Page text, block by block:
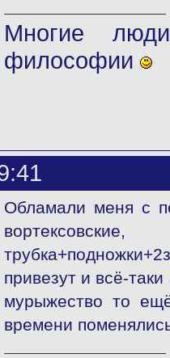
Многие
философии
Обламали меня с
вортексовские,
привезут и всё-
мурыжество то
времени